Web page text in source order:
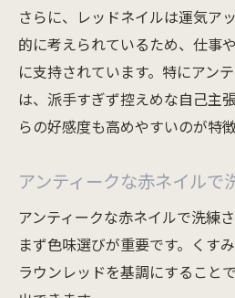
運気アップを意識し
合わせ
アンティークネイルで
術
レッドネイルがもたら
適
アンティークレッドネ
る理由
レッドネイルで大人
さらに、レッドネイルは運気ア
的に考えられているため、仕事
に支持されています。特にアン
は、派手すぎず控えめな自己主
らの好感度も高めやすいのが特徴
アンティークな赤ネイルで
アンティークな赤ネイルで洗練
まず色味選びが重要です。くす
ラウンレッドを基調にすること